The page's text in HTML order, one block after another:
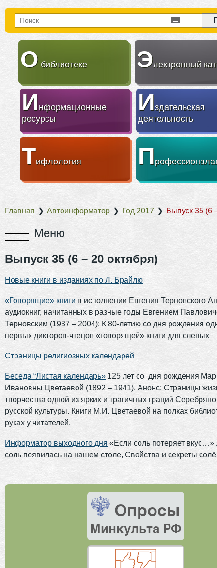
О библиотеке Электронный
Информационные
ресурсы
Издательская
деятельность
Тифлология П
Главная ❯ Автоинформатор ❯ Год 2017 ❯ Выпуск 35 (6
Выпуск 35 (6 – 20 октября)
Новые книги в изданиях по Л. Брайлю
«Говорящие» книги в исполнении Евгения Терновского
аудиокниг, начитанных в разные годы Евгением
Терновским (1937 – 2004): К 80-летию со дня рождения
первых дикторов-чтецов «говорящей» книги для слепых
Страницы религиозных календарей
Беседа “Листая календарь» 125 лет со дня рождения
Ивановны Цветаевой (1892 – 1941). Анонс: Страницы
творчества одной из ярких и трагичных граций
русской культуры. Книги М.И. Цветаевой на полках
руках у читателей.
Информатор выходного дня «Если соль потеряет вкус…»
соль появилась на нашем столе, Свойства и секреты